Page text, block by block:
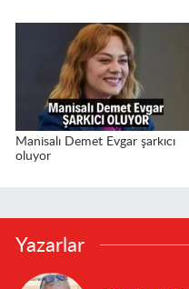
Manisalı Demet Evgar şarkıcı
oluyor
Yazarlar